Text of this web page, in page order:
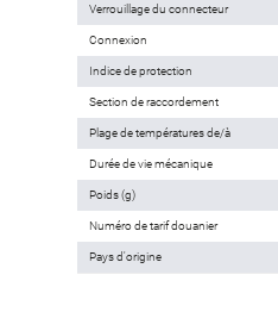
Verrouillage du connecteur
Connexion
Indice de protection
Section de raccordement
Plage de températures de/à
Durée de vie mécanique
Poids (g)
Numéro de tarif douanier
Pays d'origine